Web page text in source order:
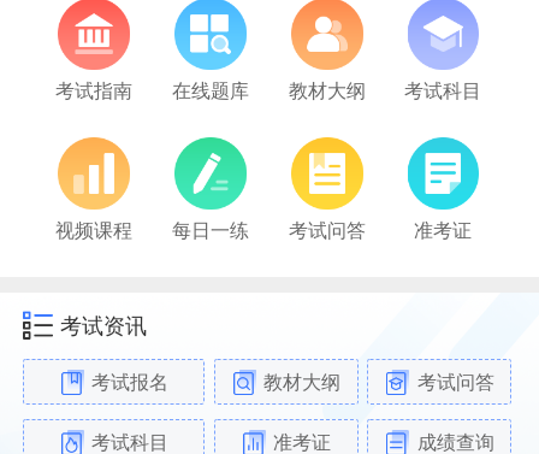
考试指南 在线题库 教材大纲 考试科目
视频课程 每日一练 考试问答 准考证
考试资讯
考试报名 教材大纲 考试问答
考试科目 准考证 成绩查询